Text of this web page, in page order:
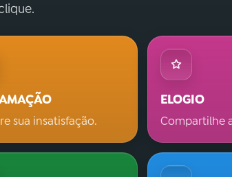
sua insatisfação.
ELOGIO
Compartilhe